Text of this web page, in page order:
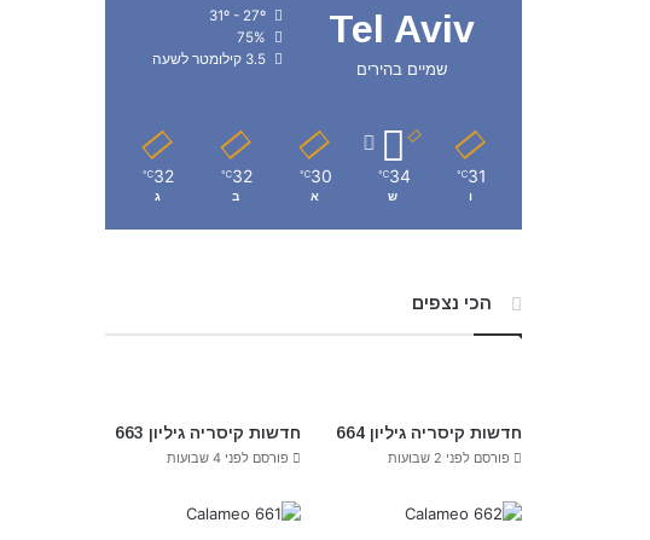
Tel Aviv
שמיים בהירים
31º - 27º
75%
3.5 קילומטר לשעה
31
℃
ו
34
℃
ש
30
℃
א
32
℃
ב
32
℃
ג
הכי נצפים
חדשות קיסריה גיליון 664
פורסם לפני 2 שבועות
חדשות קיסריה גיליון 663
פורסם לפני 4 שבועות